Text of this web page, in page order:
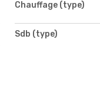
Chauffage (type)
Sdb (type)